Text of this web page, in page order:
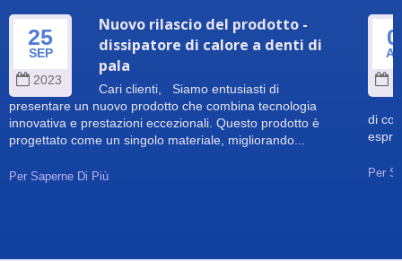
25
SEP
2023
Nuovo rilascio del prodotto -
dissipatore di calore a denti di
pala
Cari clienti, Siamo entusiasti di
presentare un nuovo prodotto che combina tecnologia
innovativa e prestazioni eccezionali. Questo prodotto è
progettato come un singolo materiale, migliorando...
Per Saperne Di Più
di
Per